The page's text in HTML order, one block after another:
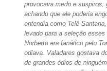
provocava medo e suspiros,
achando que ele poderia
entendia como Telê
levado para a seleção esses
Norberto era fanático pelo
odiava. Valadares gostava
de grandes ódios de